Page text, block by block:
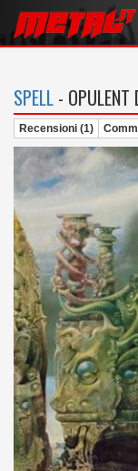
SPELL - OPULENT
Recensioni (1)